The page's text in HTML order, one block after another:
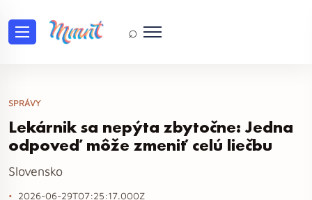
⌕
SPRÁVY
Lekárnik sa nepýta zbytočne: Jedna
odpoveď môže zmeniť celú liečbu
Slovensko
2026-06-29T07:25:17.000Z